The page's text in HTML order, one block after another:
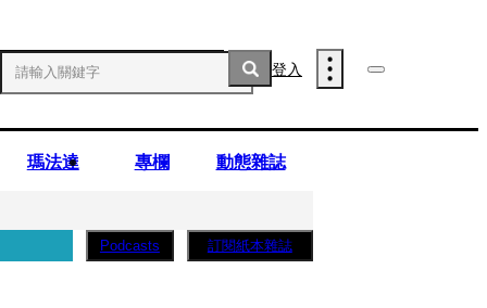
登入
瑪法達 專欄 動態雜誌
Podcasts 訂閱紙本雜誌